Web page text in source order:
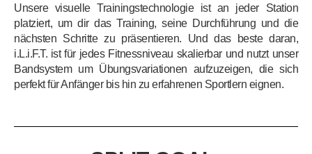
Unsere visuelle Trainingstechnologie ist an
jeder Station
platziert, um dir das Training, seine Durchführung und die
nächsten Schritte zu präsentieren. Und das
beste daran,
i.L.i.F.T. ist für jedes Fitnessniveau skalierbar und nutzt unser
Bandsystem um Übungsvariationen aufzuzeigen, die sich
perfekt für Anfänger bis hin zu erfahrenen Sportlern eignen.